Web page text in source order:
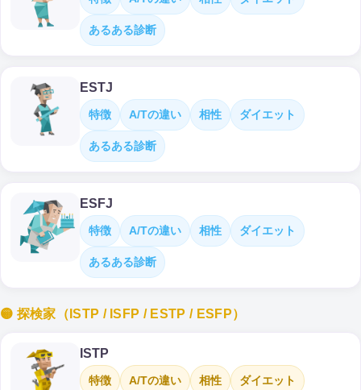
あるある診断
ESTJ
特徴 A/Tの違い 相性 ダイエット
あるある診断
ESFJ
特徴 A/Tの違い 相性 ダイエット
あるある診断
🟡 探検家（ISTP / ISFP / ESTP / ESFP）
ISTP
特徴 A/Tの違い 相性 ダイエット